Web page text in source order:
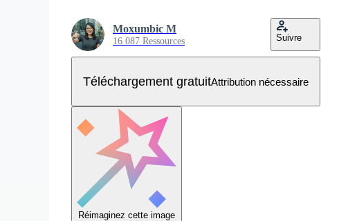
Moxumbic M
16 087 Ressources Suivre
Téléchargement gratuitAttribution nécessaire
Réimaginez cette image